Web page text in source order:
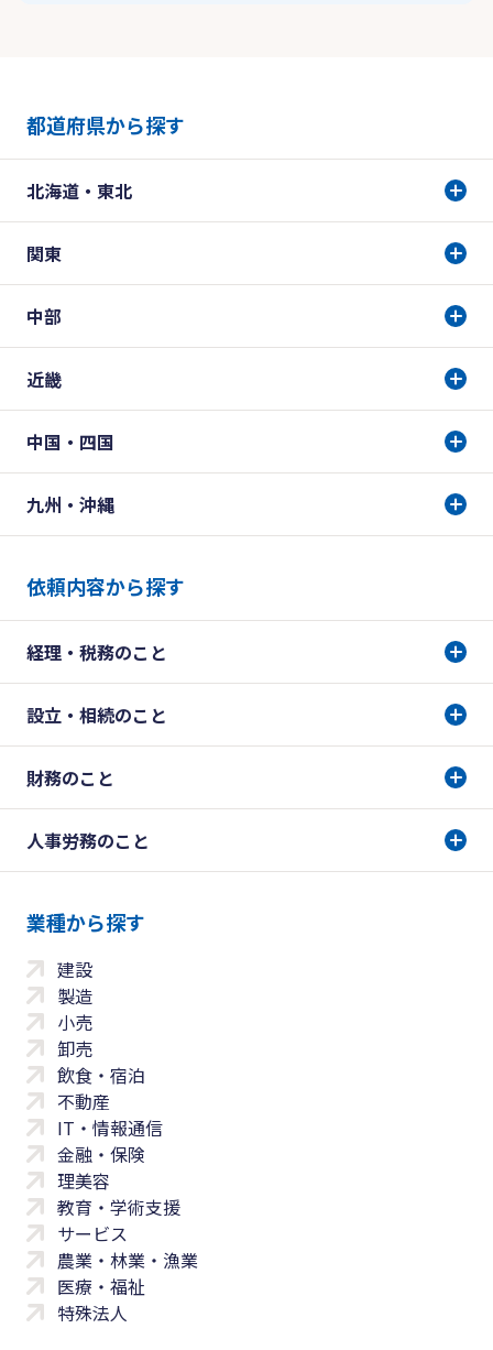
都道府県から探す
北海道・東北
関東
中部
近畿
中国・四国
九州・沖縄
依頼内容から探す
経理・税務のこと
設立・相続のこと
財務のこと
人事労務のこと
業種から探す
建設
製造
小売
卸売
飲食・宿泊
不動産
IT・情報通信
金融・保険
理美容
教育・学術支援
サービス
農業・林業・漁業
医療・福祉
特殊法人